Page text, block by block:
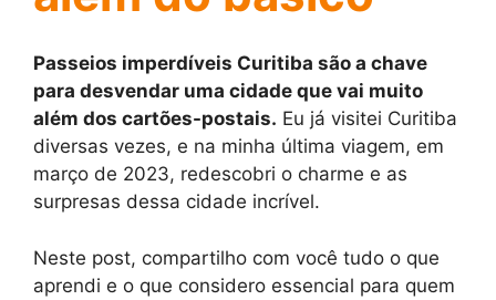
Passeios imperdíveis Curitiba são a chave
para desvendar uma cidade que vai muito
além dos cartões-postais. Eu já visitei Curitiba
diversas vezes, e na minha última viagem, em
março de 2023, redescobri o charme e as
surpresas dessa cidade incrível.
Neste post, compartilho com você tudo o que
aprendi e o que considero essencial para quem